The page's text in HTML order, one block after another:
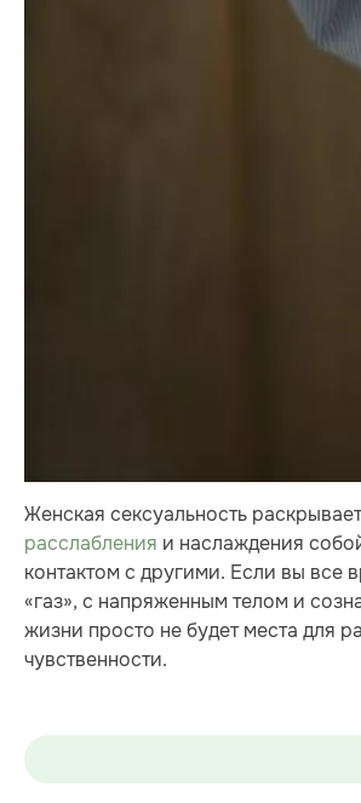
Женская сексуальность
расслабления и наслаждения
контактом с другими. Если вы все
«газ», с напряженным телом и
жизни просто не будет места для
чувственности.